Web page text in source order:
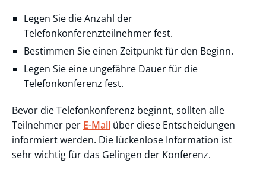
Legen Sie die Anzahl der
Telefonkonferenzteilnehmer fest.
Bestimmen Sie einen Zeitpunkt für den Beginn.
Legen Sie eine ungefähre Dauer für die
Telefonkonferenz fest.
Bevor die Telefonkonferenz beginnt, sollten alle
Teilnehmer per E-Mail über diese Entscheidungen
informiert werden. Die lückenlose Information ist
sehr wichtig für das Gelingen der Konferenz.